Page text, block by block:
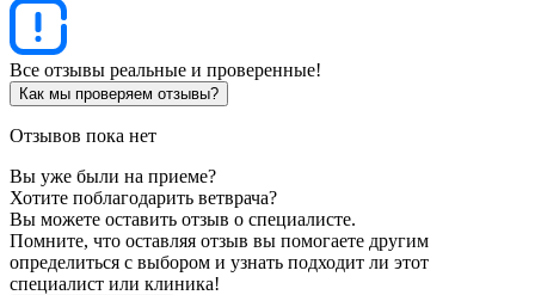
Все отзывы реальные и проверенные!
Как мы проверяем отзывы?
Отзывов пока нет
Вы уже были на приеме?
Хотите поблагодарить ветврача?
Вы можете оставить отзыв о специалисте.
Помните, что оставляя отзыв вы помогаете другим
определиться с выбором и узнать подходит ли этот
специалист или клиника!